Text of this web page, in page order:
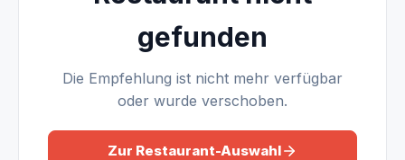
gefunden
Die Empfehlung ist nicht mehr verfügbar
oder wurde verschoben.
Zur Restaurant-Auswahl